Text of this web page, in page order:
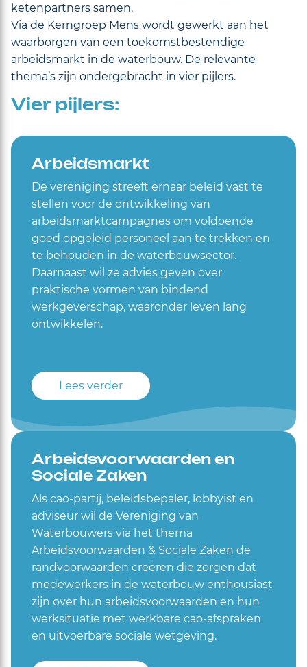
ketenpartners samen.
Via de Kerngroep Mens wordt gewerkt aan het
waarborgen van een toekomstbestendige
arbeidsmarkt in de waterbouw. De relevante
thema’s zijn ondergebracht in vier pijlers.
Vier pijlers:
Arbeidsmarkt
De vereniging streeft ernaar beleid vast te
stellen voor de ontwikkeling van
arbeidsmarktcampagnes om voldoende
goed opgeleid personeel aan te trekken en
te behouden in de waterbouwsector.
Daarnaast wil ze advies geven over
praktische vormen van bindend
werkgeverschap, waaronder leven lang
ontwikkelen.
Lees verder
Arbeidsvoorwaarden en
Sociale Zaken
Als cao-partij, beleidsbepaler, lobbyist en
adviseur wil de Vereniging van
Waterbouwers via het thema
Arbeidsvoorwaarden & Sociale Zaken de
randvoorwaarden creëren die zorgen dat
medewerkers in de waterbouw enthousiast
zijn over hun arbeidsvoorwaarden en hun
werksituatie met werkbare cao-afspraken
en uitvoerbare sociale wetgeving.